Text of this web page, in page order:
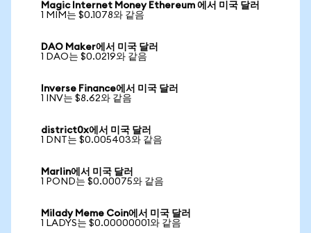
Magic Internet Money Ethereum 에서 미국 달러
1 MIM는 $0.1078와 같음
DAO Maker에서 미국 달러
1 DAO는 $0.0219와 같음
Inverse Finance에서 미국 달러
1 INV는 $8.62와 같음
district0x에서 미국 달러
1 DNT는 $0.005403와 같음
Marlin에서 미국 달러
1 POND는 $0.00075와 같음
Milady Meme Coin에서 미국 달러
1 LADYS는 $0.00000001와 같음